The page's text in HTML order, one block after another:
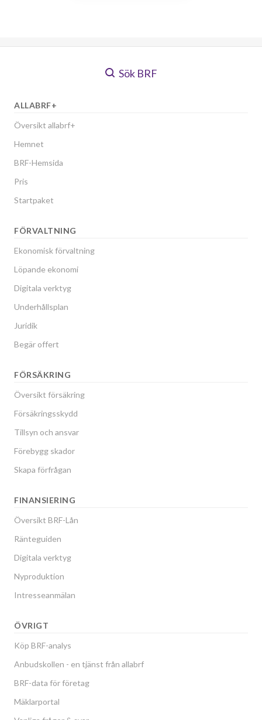
Sök BRF
ALLABRF+
Översikt allabrf+
Hemnet
BRF-Hemsida
Pris
Startpaket
FÖRVALTNING
Ekonomisk förvaltning
Löpande ekonomi
Digitala verktyg
Underhållsplan
Juridik
Begär offert
FÖRSÄKRING
Översikt försäkring
Försäkringsskydd
Tillsyn och ansvar
Förebygg skador
Skapa förfrågan
FINANSIERING
Översikt BRF-Lån
Ränteguiden
Digitala verktyg
Nyproduktion
Intresseanmälan
ÖVRIGT
Köp BRF-analys
Anbudskollen - en tjänst från allabrf
BRF-data för företag
Mäklarportal